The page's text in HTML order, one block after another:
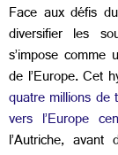
Face aux défis
diversifier les
s’impose comme
de l’Europe. Cet
quatre millions de
vers l’Europe
l’Autriche, avant